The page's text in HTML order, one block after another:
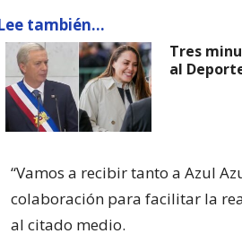
también...
Tres
al
“Vamos a recibir tanto a Azul
colaboración para facilitar la
al citado medio.